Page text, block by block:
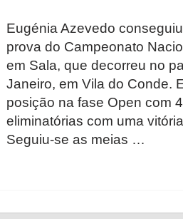
Eugénia Azevedo
prova do Campeonato
em Sala, que decorreu no
Janeiro, em Vila do Conde.
posição na fase Open com
eliminatórias com uma
Seguiu-se as meias …